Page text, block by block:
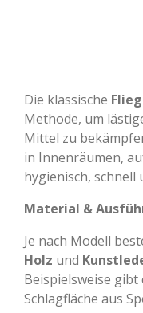
Die klassische
Methode, um
Mittel zu
in Innenräumen,
hygienisch, schnell
Material &
Je nach Modell
Holz und
Beispielsweise
Schlagfläche aus